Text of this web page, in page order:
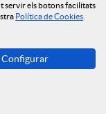
servir els botons facilitats
Política de Cookies
Configurar